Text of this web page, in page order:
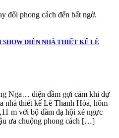
đổi phong cách đến bất ngờ.
DIỄN NHÀ THIẾT KẾ LÊ
Nga… diện đầm gợi cảm khi dự
nhà thiết kế Lê Thanh Hòa, hôm
m với bộ đầm dạ hội xẻ ngực
ưa chuộng phong cách […]